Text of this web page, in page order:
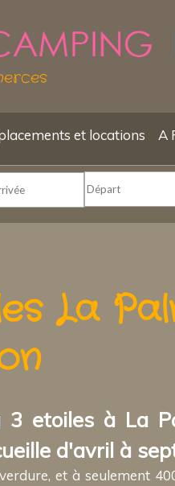
et locations A
La
3 etoiles à La
d'avril à
et à seulement